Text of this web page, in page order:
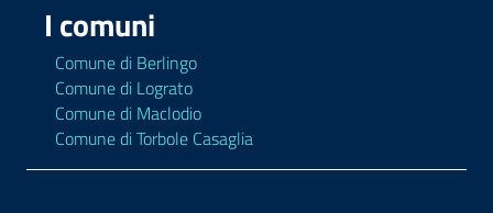
I comuni
Comune di Berlingo
Comune di Lograto
Comune di Maclodio
Comune di Torbole Casaglia